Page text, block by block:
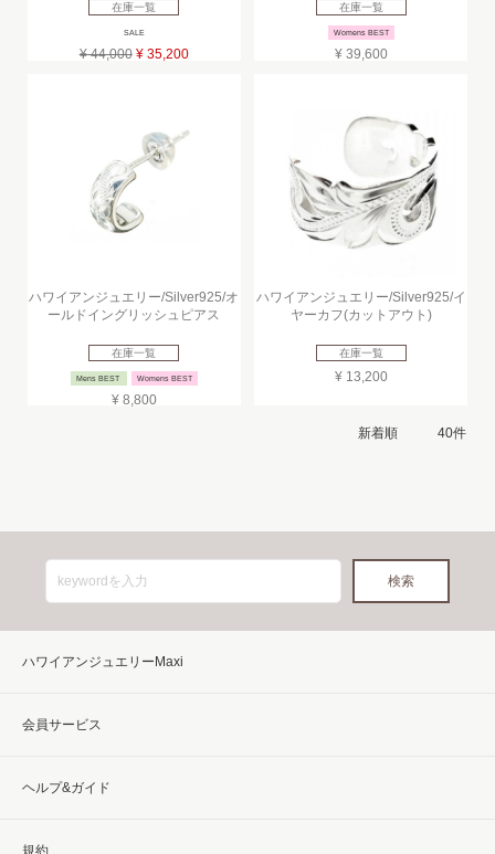
在庫一覧
SALE
¥ 44,000 ¥ 35,200
在庫一覧
Womens BEST
¥ 39,600
ハワイアンジュエリー/Silver925/オ
ールドイングリッシュピアス
在庫一覧
Mens BEST Womens BEST
¥ 8,800
ハワイアンジュエリー/Silver925/イ
ヤーカフ(カットアウト)
在庫一覧
¥ 13,200
ハワイアンジュエリーMaxi
会員サービス
ヘルプ&ガイド
規約